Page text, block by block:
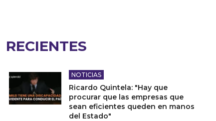
RECIENTES
NOTICIAS
Ricardo Quintela: "Hay que
procurar que las empresas que
sean eficientes queden en manos
del Estado"